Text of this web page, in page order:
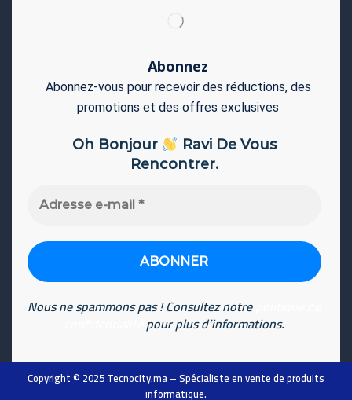
Abonnez
Abonnez-vous pour recevoir des réductions, des
promotions et des offres exclusives
Oh Bonjour
Ravi De Vous
Rencontrer.
Nous ne spammons pas ! Consultez notre
pour plus d’informations.
Copyright © 2025Tecnocity.ma– Spécialiste en vente de produits
informatique.